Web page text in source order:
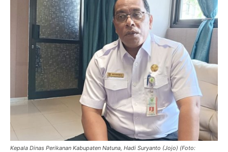
Kepala Dinas Perikanan Kabupaten Natuna, Hadi Suryanto (Jojo) (Foto: